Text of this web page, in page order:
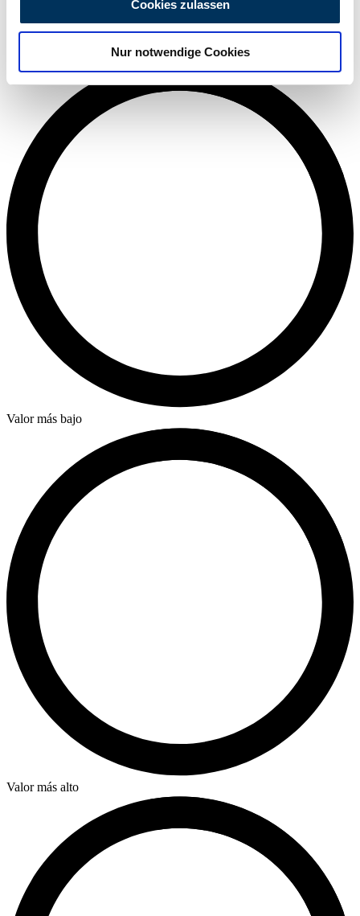
analysieren. Außerdem geben wir Informationen zu Ihrer
Verwendung unserer Website an unsere Partner für
soziale Medien, Werbung und Analysen weiter. Unsere
Partner führen diese Informationen möglicherweise mit
weiteren Daten zusammen, die Sie ihnen bereitgestellt
haben oder die sie im Rahmen Ihrer Nutzung der Dienste
gesammelt haben.
Cookies zulassen
Nur notwendige Cookies
Valor más bajo
Valor más alto